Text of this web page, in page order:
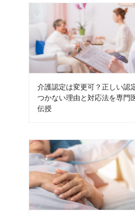
介護認定は変更可？正しい認
つかない理由と対応法を専門
伝授